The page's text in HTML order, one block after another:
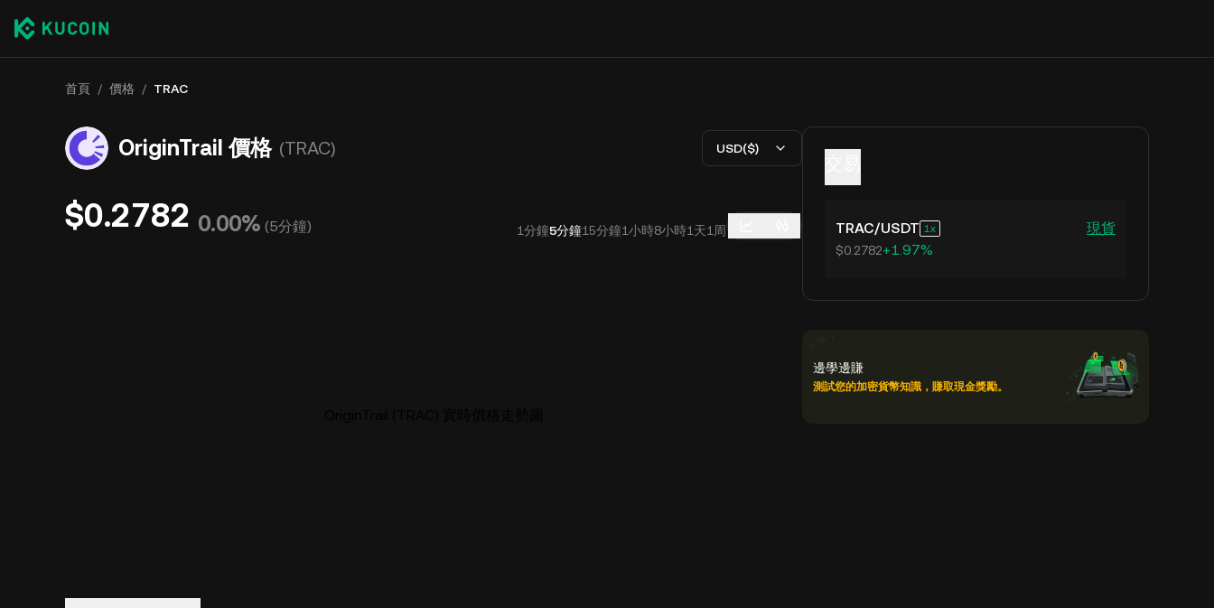
首頁 / 價格 / TRAC
OriginTrail 價格 (TRAC) USD($)
$0.2782 0.00% (5分鐘) 1分鐘5分鐘15分鐘1小時8小時1天1周 TRAC/USDT 1 現貨
$0.2782+1.97%
邊學邊賺
測試您的加密貨幣知識，賺取現金獎勵。